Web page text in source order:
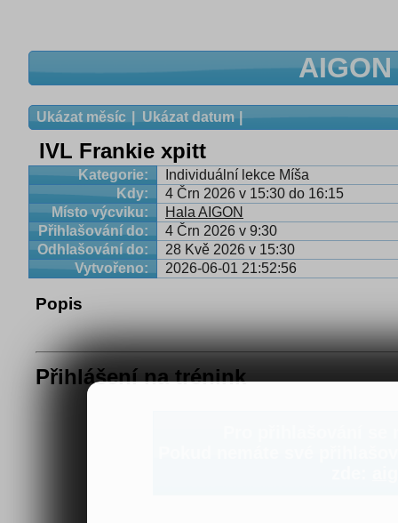
Ukázat měsíc Ukázat datum
IVL Frankie xpitt
Kategorie:
Individuální lekce Míša
Kdy:
4 Črn 2026 v 15:30 do 16:15
Místo výcviku:
Hala AIGON
Přihlašování do:
4 Črn 2026 v 9:30
Odhlašování do:
28 Kvě 2026 v 15:30
Vytvořeno:
2026-06-01 21:52:56
Popis
Přihlášení na trénink